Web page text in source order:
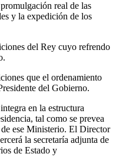
real de las
y la expedición de los
del Rey cuyo refrendo
que el ordenamiento
del Gobierno.
en la estructura
tal como se prevea
ese Ministerio. El Director
la secretaría adjunta de
de Estado y